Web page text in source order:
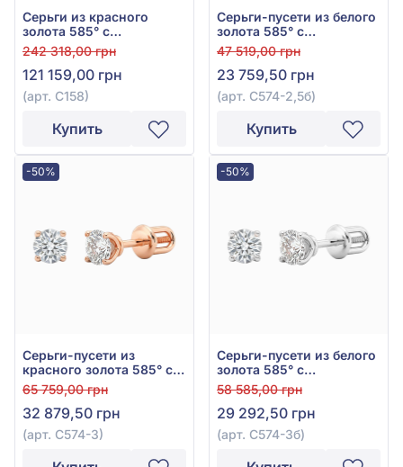
Серьги из красного
золота 585° с
бриллиантами 1,08ct,
арт. С158
242 318,00 грн
121 159,00 грн
(арт. С158)
Купить
Серьги-пусети из белого
золота 585° с
бриллиантом 0,16ct, арт.
С574-2,5б
47 519,00 грн
23 759,50 грн
(арт. С574-2,5б)
Купить
-50%
Серьги-пусети из
красного золота 585° с
бриллиантом 0,23ct, арт.
С574-3
65 759,00 грн
32 879,50 грн
(арт. С574-3)
-50%
Серьги-пусети из белого
золота 585° с
бриллиантом 0,21ct, арт.
С574-3б
58 585,00 грн
29 292,50 грн
(арт. С574-3б)